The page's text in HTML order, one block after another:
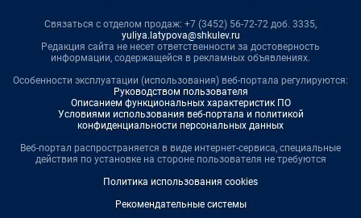
Связаться с отделом продаж: +7 (3452) 56-72-72 доб. 3335,
yuliya.latypova@shkulev.ru
Редакция сайта не несет ответственности за достоверность
информации, содержащейся в рекламных объявлениях.
Особенности эксплуатации (использования) веб-портала регулируются:
Руководством пользователя
Описанием функциональных характеристик ПО
Условиями использования веб-портала и политикой
конфиденциальности персональных данных
Веб-портал распространяется в виде интернет-сервиса, специальные
действия по установке на стороне пользователя не требуются
Политика использования cookies
Рекомендательные системы